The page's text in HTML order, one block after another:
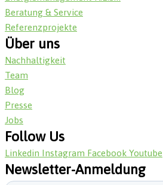
Beratung & Service
Referenzprojekte
Über uns
Nachhaltigkeit
Team
Blog
Presse
Jobs
Follow Us
Linkedin Instagram Facebook Youtube
Newsletter-Anmeldung